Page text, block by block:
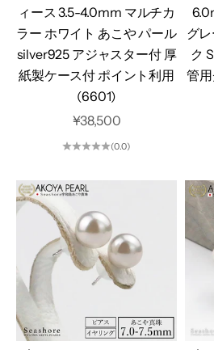
ィース 3.5-4.0mm マルチカ
ラー ホワイト あこや パール
silver925 アジャスター付 厚
紙製ケース付 ポイント利用
(6601)
セール価格
¥38,500
(0.0)
グ
ク
管